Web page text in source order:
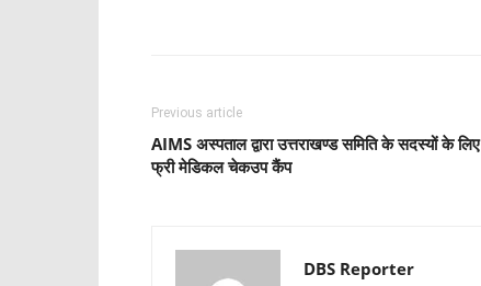
Previous article
AIMS अस्पताल द्वारा उत्तराखण्ड समिति के सदस्यों के लिए
फ्री मेडिकल चेकउप कैंप
DBS Reporter